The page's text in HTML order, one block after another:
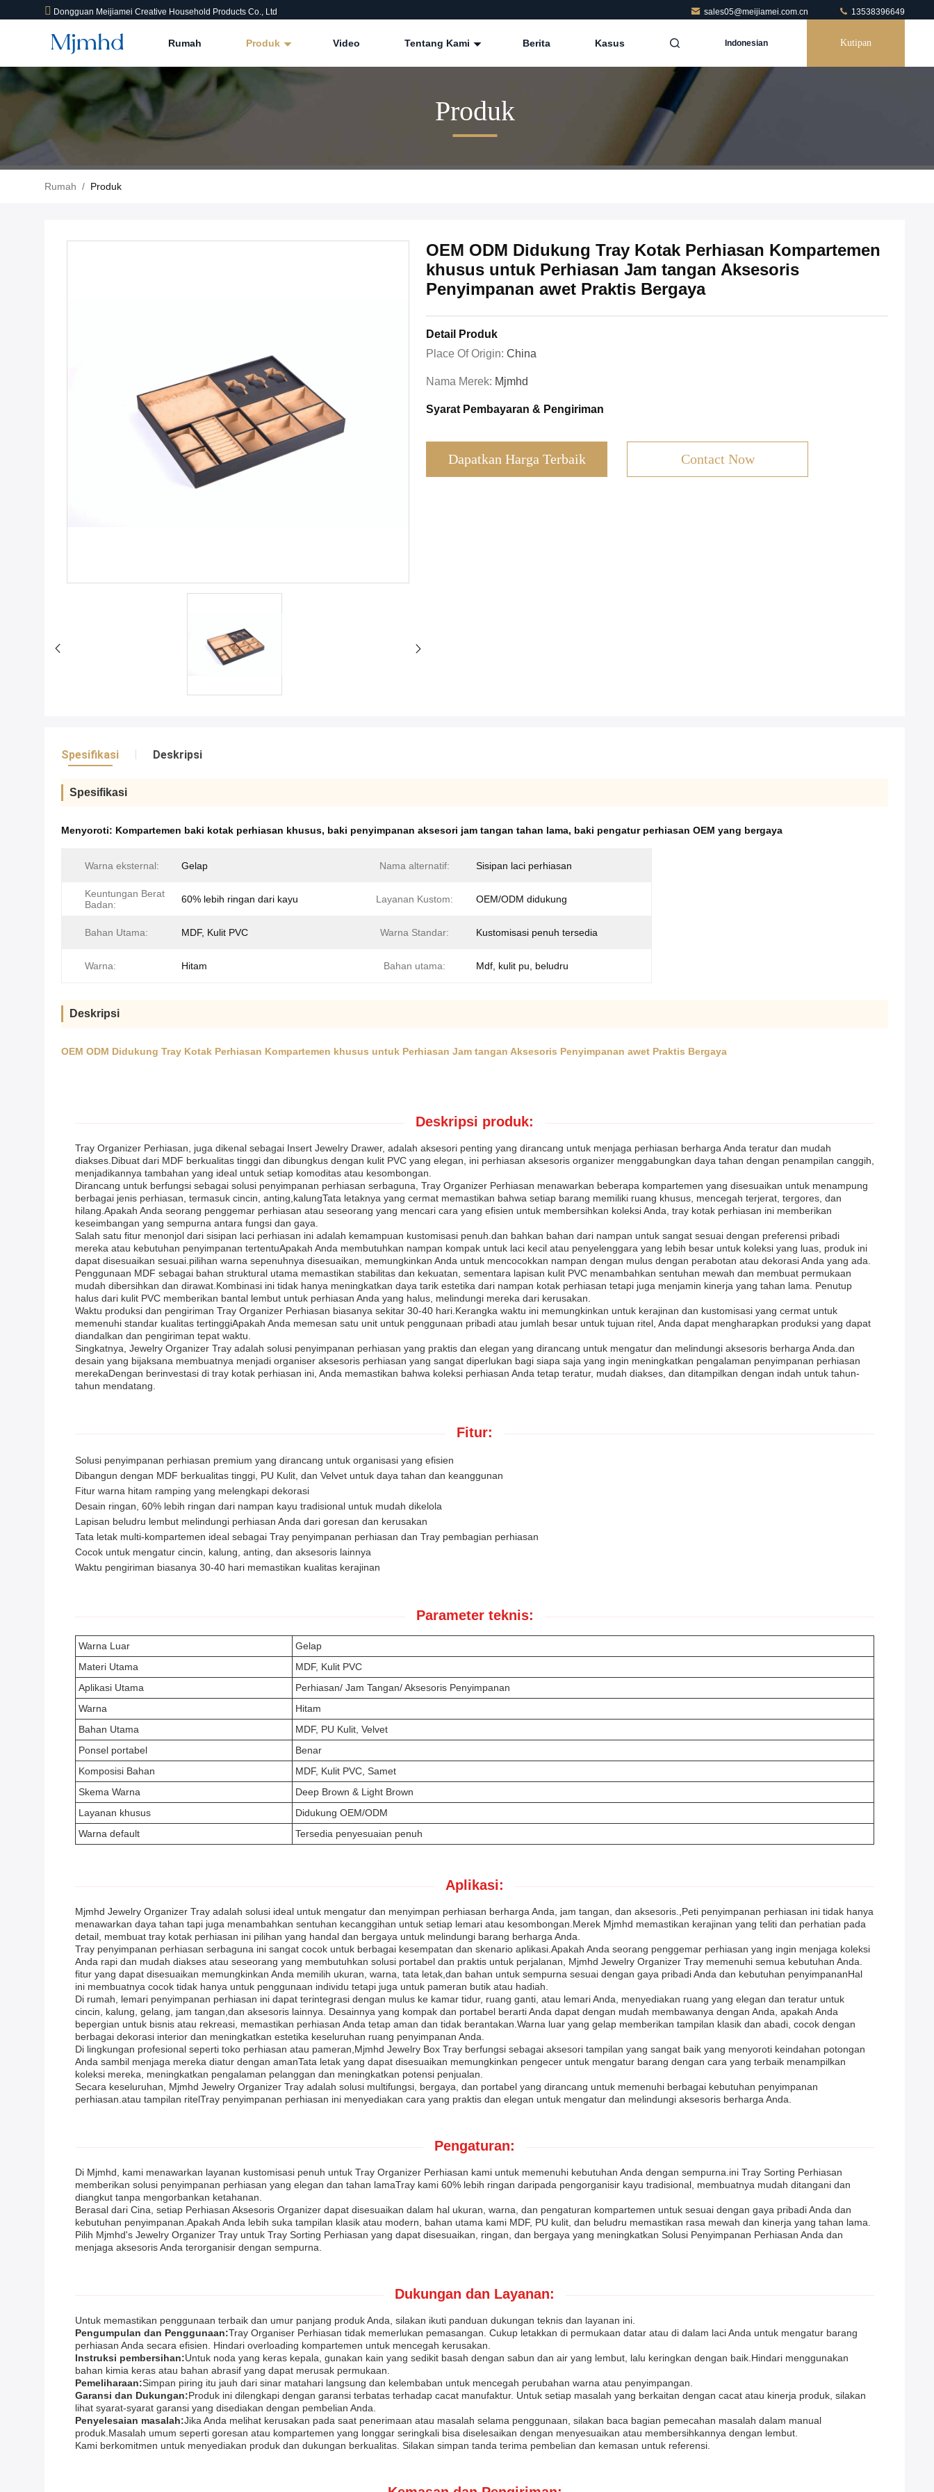
Dongguan Meijiamei Creative Household Products Co., Ltd sales05@meijiamei.com.cn 13538396649
Rumah Produk Video Tentang Kami Berita Kasus Indonesian Kutipan
Produk
Rumah / Produk
OEM ODM Didukung Tray Kotak Perhiasan Kompartemen
khusus untuk Perhiasan Jam tangan Aksesoris
Penyimpanan awet Praktis Bergaya
Detail Produk
Place Of Origin: China
Nama Merek: Mjmhd
Syarat Pembayaran & Pengiriman
Dapatkan Harga Terbaik Contact Now
Spesifikasi Deskripsi
Spesifikasi
Menyoroti: Kompartemen baki kotak perhiasan khusus, baki penyimpanan aksesori jam tangan tahan lama, baki pengatur perhiasan OEM yang bergaya
Warna eksternal: Gelap Nama alternatif: Sisipan laci perhiasan
Keuntungan Berat
Badan:
60% lebih ringan dari kayu Layanan Kustom: OEM/ODM didukung
Bahan Utama: MDF, Kulit PVC Warna Standar: Kustomisasi penuh tersedia
Warna: Hitam Bahan utama: Mdf, kulit pu, beludru
Deskripsi
OEM ODM Didukung Tray Kotak Perhiasan Kompartemen khusus untuk Perhiasan Jam tangan Aksesoris Penyimpanan awet Praktis Bergaya
Deskripsi produk:
Tray Organizer Perhiasan, juga dikenal sebagai Insert Jewelry Drawer, adalah aksesori penting yang dirancang untuk menjaga perhiasan berharga Anda teratur dan mudah
diakses.Dibuat dari MDF berkualitas tinggi dan dibungkus dengan kulit PVC yang elegan, ini perhiasan aksesoris organizer menggabungkan daya tahan dengan penampilan canggih,
menjadikannya tambahan yang ideal untuk setiap komoditas atau kesombongan.
Dirancang untuk berfungsi sebagai solusi penyimpanan perhiasan serbaguna, Tray Organizer Perhiasan menawarkan beberapa kompartemen yang disesuaikan untuk menampung
berbagai jenis perhiasan, termasuk cincin, anting,kalungTata letaknya yang cermat memastikan bahwa setiap barang memiliki ruang khusus, mencegah terjerat, tergores, dan
hilang.Apakah Anda seorang penggemar perhiasan atau seseorang yang mencari cara yang efisien untuk membersihkan koleksi Anda, tray kotak perhiasan ini memberikan
keseimbangan yang sempurna antara fungsi dan gaya.
Salah satu fitur menonjol dari sisipan laci perhiasan ini adalah kemampuan kustomisasi penuh.dan bahkan bahan dari nampan untuk sangat sesuai dengan preferensi pribadi
mereka atau kebutuhan penyimpanan tertentuApakah Anda membutuhkan nampan kompak untuk laci kecil atau penyelenggara yang lebih besar untuk koleksi yang luas, produk ini
dapat disesuaikan sesuai.pilihan warna sepenuhnya disesuaikan, memungkinkan Anda untuk mencocokkan nampan dengan mulus dengan perabotan atau dekorasi Anda yang ada.
Penggunaan MDF sebagai bahan struktural utama memastikan stabilitas dan kekuatan, sementara lapisan kulit PVC menambahkan sentuhan mewah dan membuat permukaan
mudah dibersihkan dan dirawat.Kombinasi ini tidak hanya meningkatkan daya tarik estetika dari nampan kotak perhiasan tetapi juga menjamin kinerja yang tahan lama. Penutup
halus dari kulit PVC memberikan bantal lembut untuk perhiasan Anda yang halus, melindungi mereka dari kerusakan.
Waktu produksi dan pengiriman Tray Organizer Perhiasan biasanya sekitar 30-40 hari.Kerangka waktu ini memungkinkan untuk kerajinan dan kustomisasi yang cermat untuk
memenuhi standar kualitas tertinggiApakah Anda memesan satu unit untuk penggunaan pribadi atau jumlah besar untuk tujuan ritel, Anda dapat mengharapkan produksi yang dapat
diandalkan dan pengiriman tepat waktu.
Singkatnya, Jewelry Organizer Tray adalah solusi penyimpanan perhiasan yang praktis dan elegan yang dirancang untuk mengatur dan melindungi aksesoris berharga Anda.dan
desain yang bijaksana membuatnya menjadi organiser aksesoris perhiasan yang sangat diperlukan bagi siapa saja yang ingin meningkatkan pengalaman penyimpanan perhiasan
merekaDengan berinvestasi di tray kotak perhiasan ini, Anda memastikan bahwa koleksi perhiasan Anda tetap teratur, mudah diakses, dan ditampilkan dengan indah untuk tahun-
tahun mendatang.
Fitur:
Solusi penyimpanan perhiasan premium yang dirancang untuk organisasi yang efisien
Dibangun dengan MDF berkualitas tinggi, PU Kulit, dan Velvet untuk daya tahan dan keanggunan
Fitur warna hitam ramping yang melengkapi dekorasi
Desain ringan, 60% lebih ringan dari nampan kayu tradisional untuk mudah dikelola
Lapisan beludru lembut melindungi perhiasan Anda dari goresan dan kerusakan
Tata letak multi-kompartemen ideal sebagai Tray penyimpanan perhiasan dan Tray pembagian perhiasan
Cocok untuk mengatur cincin, kalung, anting, dan aksesoris lainnya
Waktu pengiriman biasanya 30-40 hari memastikan kualitas kerajinan
Parameter teknis:
Warna Luar
Gelap
Materi Utama
MDF, Kulit PVC
Aplikasi Utama
Perhiasan/ Jam Tangan/ Aksesoris Penyimpanan
Warna
Hitam
Bahan Utama
MDF, PU Kulit, Velvet
Ponsel portabel
Benar
Komposisi Bahan
MDF, Kulit PVC, Samet
Skema Warna
Deep Brown & Light Brown
Layanan khusus
Didukung OEM/ODM
Warna default
Tersedia penyesuaian penuh
Aplikasi:
Mjmhd Jewelry Organizer Tray adalah solusi ideal untuk mengatur dan menyimpan perhiasan berharga Anda, jam tangan, dan aksesoris.,Peti penyimpanan perhiasan ini tidak hanya
menawarkan daya tahan tapi juga menambahkan sentuhan kecanggihan untuk setiap lemari atau kesombongan.Merek Mjmhd memastikan kerajinan yang teliti dan perhatian pada
detail, membuat tray kotak perhiasan ini pilihan yang handal dan bergaya untuk melindungi barang berharga Anda.
Tray penyimpanan perhiasan serbaguna ini sangat cocok untuk berbagai kesempatan dan skenario aplikasi.Apakah Anda seorang penggemar perhiasan yang ingin menjaga koleksi
Anda rapi dan mudah diakses atau seseorang yang membutuhkan solusi portabel dan praktis untuk perjalanan, Mjmhd Jewelry Organizer Tray memenuhi semua kebutuhan Anda.
fitur yang dapat disesuaikan memungkinkan Anda memilih ukuran, warna, tata letak,dan bahan untuk sempurna sesuai dengan gaya pribadi Anda dan kebutuhan penyimpananHal
ini membuatnya cocok tidak hanya untuk penggunaan individu tetapi juga untuk pameran butik atau hadiah.
Di rumah, lemari penyimpanan perhiasan ini dapat terintegrasi dengan mulus ke kamar tidur, ruang ganti, atau lemari Anda, menyediakan ruang yang elegan dan teratur untuk
cincin, kalung, gelang, jam tangan,dan aksesoris lainnya. Desainnya yang kompak dan portabel berarti Anda dapat dengan mudah membawanya dengan Anda, apakah Anda
bepergian untuk bisnis atau rekreasi, memastikan perhiasan Anda tetap aman dan tidak berantakan.Warna luar yang gelap memberikan tampilan klasik dan abadi, cocok dengan
berbagai dekorasi interior dan meningkatkan estetika keseluruhan ruang penyimpanan Anda.
Di lingkungan profesional seperti toko perhiasan atau pameran,Mjmhd Jewelry Box Tray berfungsi sebagai aksesori tampilan yang sangat baik yang menyoroti keindahan potongan
Anda sambil menjaga mereka diatur dengan amanTata letak yang dapat disesuaikan memungkinkan pengecer untuk mengatur barang dengan cara yang terbaik menampilkan
koleksi mereka, meningkatkan pengalaman pelanggan dan meningkatkan potensi penjualan.
Secara keseluruhan, Mjmhd Jewelry Organizer Tray adalah solusi multifungsi, bergaya, dan portabel yang dirancang untuk memenuhi berbagai kebutuhan penyimpanan
perhiasan.atau tampilan ritelTray penyimpanan perhiasan ini menyediakan cara yang praktis dan elegan untuk mengatur dan melindungi aksesoris berharga Anda.
Pengaturan:
Di Mjmhd, kami menawarkan layanan kustomisasi penuh untuk Tray Organizer Perhiasan kami untuk memenuhi kebutuhan Anda dengan sempurna.ini Tray Sorting Perhiasan
memberikan solusi penyimpanan perhiasan yang elegan dan tahan lamaTray kami 60% lebih ringan daripada pengorganisir kayu tradisional, membuatnya mudah ditangani dan
diangkut tanpa mengorbankan ketahanan.
Berasal dari Cina, setiap Perhiasan Aksesoris Organizer dapat disesuaikan dalam hal ukuran, warna, dan pengaturan kompartemen untuk sesuai dengan gaya pribadi Anda dan
kebutuhan penyimpanan.Apakah Anda lebih suka tampilan klasik atau modern, bahan utama kami MDF, PU kulit, dan beludru memastikan rasa mewah dan kinerja yang tahan lama.
Pilih Mjmhd's Jewelry Organizer Tray untuk Tray Sorting Perhiasan yang dapat disesuaikan, ringan, dan bergaya yang meningkatkan Solusi Penyimpanan Perhiasan Anda dan
menjaga aksesoris Anda terorganisir dengan sempurna.
Dukungan dan Layanan:
Untuk memastikan penggunaan terbaik dan umur panjang produk Anda, silakan ikuti panduan dukungan teknis dan layanan ini.
Pengumpulan dan Penggunaan:Tray Organiser Perhiasan tidak memerlukan pemasangan. Cukup letakkan di permukaan datar atau di dalam laci Anda untuk mengatur barang
perhiasan Anda secara efisien. Hindari overloading kompartemen untuk mencegah kerusakan.
Instruksi pembersihan:Untuk noda yang keras kepala, gunakan kain yang sedikit basah dengan sabun dan air yang lembut, lalu keringkan dengan baik.Hindari menggunakan
bahan kimia keras atau bahan abrasif yang dapat merusak permukaan.
Pemeliharaan:Simpan piring itu jauh dari sinar matahari langsung dan kelembaban untuk mencegah perubahan warna atau penyimpangan.
Garansi dan Dukungan:Produk ini dilengkapi dengan garansi terbatas terhadap cacat manufaktur. Untuk setiap masalah yang berkaitan dengan cacat atau kinerja produk, silakan
lihat syarat-syarat garansi yang disediakan dengan pembelian Anda.
Penyelesaian masalah:Jika Anda melihat kerusakan pada saat penerimaan atau masalah selama penggunaan, silakan baca bagian pemecahan masalah dalam manual
produk.Masalah umum seperti goresan atau kompartemen yang longgar seringkali bisa diselesaikan dengan menyesuaikan atau membersihkannya dengan lembut.
Kami berkomitmen untuk menyediakan produk dan dukungan berkualitas. Silakan simpan tanda terima pembelian dan kemasan untuk referensi.